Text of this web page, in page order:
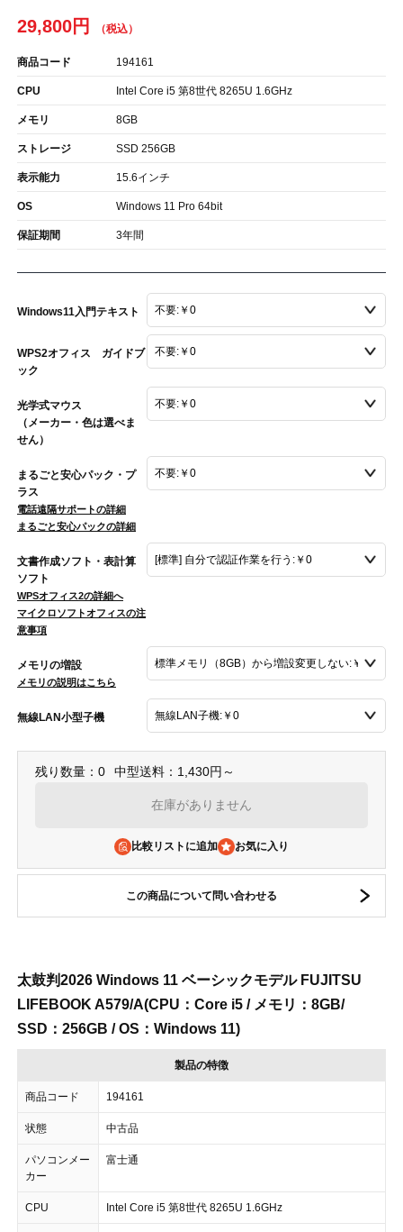
29,800円
商品コード 194161
CPU Intel Core i5 第8世代 8265U 1.6GHz
メモリ 8GB
ストレージ SSD 256GB
表示能力 15.6インチ
OS Windows 11 Pro 64bit
保証期間 3年間
Windows11入門テキスト
WPS2オフィス ガイドブ
ック
光学式マウス
（メーカー・色は選べま
せん）
まるごと安心パック・プ
ラス
電話遠隔サポートの詳細
まるごと安心パックの詳細
文書作成ソフト・表計算
ソフト
WPSオフィス2の詳細へ
マイクロソフトオフィスの注
意事項
メモリの増設
メモリの説明はこちら
無線LAN小型子機
残り数量：0 中型送料：1,430円～
在庫がありません
比較リストに追加
この商品について問い合わせる
太鼓判2026 Windows 11 ベーシックモデル FUJITSU
LIFEBOOK A579/A(CPU：Core i5 / メモリ：8GB/
SSD：256GB / OS：Windows 11)
製品の特徴
商品コード 194161
状態 中古品
パソコンメー
カー
富士通
CPU Intel Core i5 第8世代 8265U 1.6GHz